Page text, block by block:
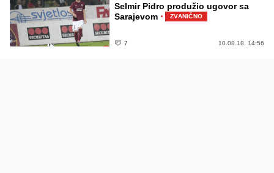
Selmir Pidro produžio ugovor sa
Sarajevom · ZVANIČNO
7 10.08.18. 14:56